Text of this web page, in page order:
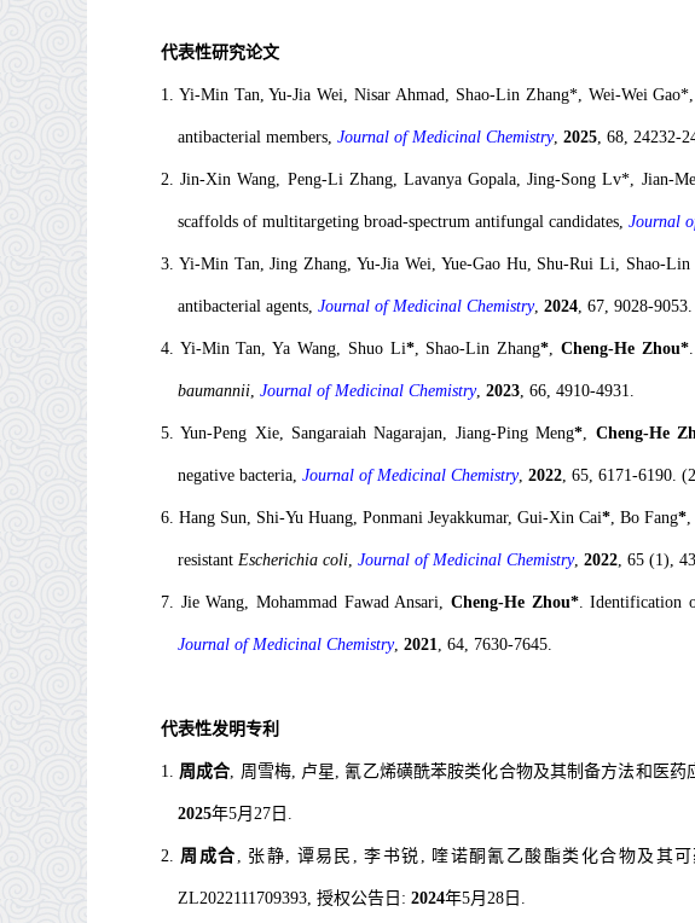
代表性研究论文
1. Yi-Min Tan, Yu-Jia Wei, Nisar Ahmad, Shao-Lin Zhang*, Wei-Wei
antibacterial members, Journal of Medicinal Chemistry, 2025, 68, 24232-
2.Jin-Xin Wang, Peng-Li Zhang, Lavanya Gopala, Jing-Song Lv*, Jian-
scaffolds of multitargeting broad-spectrum antifungal candidates, Journal
3. Yi-Min Tan, Jing Zhang, Yu-Jia Wei, Yue-Gao Hu, Shu-Rui Li, Shao-Lin
antibacterial agents, Journal of Medicinal Chemistry, 2024, 67, 9028-9053.
4. Yi-Min Tan, Ya Wang, Shuo Li*, Shao-Lin Zhang* Cheng-He Zhou*
baumannii, Journal of Medicinal Chemistry, 2023, 66, 4910-4931.
5. Yun-Peng Xie, Sangaraiah Nagarajan, Jiang-Ping Meng* Cheng-He
negative bacteria, Journal of Medicinal Chemistry, 2022, 65, 6171-6190.
6. Hang Sun, Shi-Yu Huang, Ponmani Jeyakkumar, Gui-Xin Cai*, Bo Fang*
resistant Escherichia coli, Journal of Medicinal Chemistry, 2022, 65 (1),
7. Jie Wang, Mohammad Fawad Ansari, Cheng-He Zhou*. Identification
Journal of Medicinal Chemistry, 2021 , 64, 7630-7645.
代表性发明专利
1. 周成合 , 周雪梅, 卢星, 氰乙烯磺酰苯胺类化合物及其制备方法和医药
2025年5月27日.
2. 周成合 , 张静, 谭易民, 李书锐, 喹诺酮氰乙酸酯类化合物及其
ZL2022111709393, 授权公告日: 2024年5月28日.